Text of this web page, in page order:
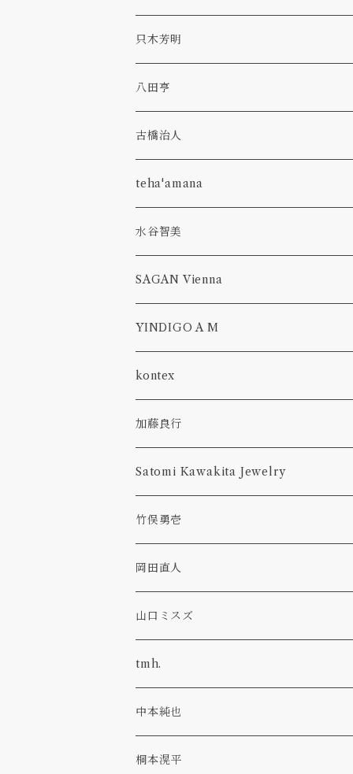
glass
bowl
plate
dan
bottle
glass
p-bell
hibiki
corn
olive stained
pitcher
plate
aeca
TAMAKI
bottle
revival amber
primal
olive stained
bottle
faint white
venetian classics
run up green
lampshade
abyss
ryo
只木芳明
カトラリー
うつわ
花入れ
八田亨
古橋治人
キャンドルホルダー
コーヒーメジャースプーン
フルーツピック
一葉挿し
teha'amana
水谷智美
オーバル
隅切り
ボウル, 鉢
花入れ
ラウンド
SAGAN Vienna
CROSS BODY
GWYNETH
YINDIGO A M
kontex
加藤良行
カトラリー
コーヒーメジャー
レンゲ
オーバル
プレート
ボウル
隅切皿
Satomi Kawakita Jewelry
ring
pierced earring
necklace
竹俣勇壱
岡田直人
山口ミスズ
ウール
アルパカウール
草木染
tmh.
stud pin
glass
中本純也
桐本滉平